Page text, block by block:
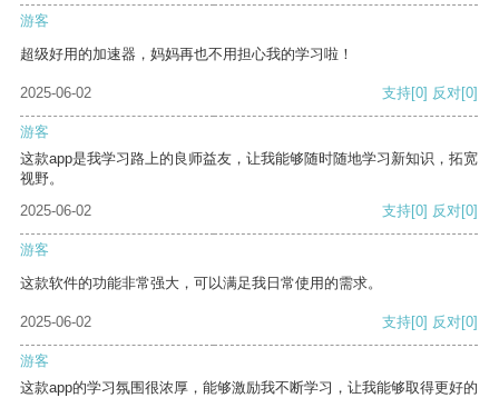
游客
超级好用的加速器，妈妈再也不用担心我的学习啦！
2025-06-02 支持[0] 反对[0]
游客
这款app是我学习路上的良师益友，让我能够随时随地学习新知识，拓宽
视野。
2025-06-02
支持[0] 反对[0]
游客
这款软件的功能非常强大，可以满足我日常使用的需求。
2025-06-02 支持[0] 反对[0]
游客
这款app的学习氛围很浓厚，能够激励我不断学习，让我能够取得更好的